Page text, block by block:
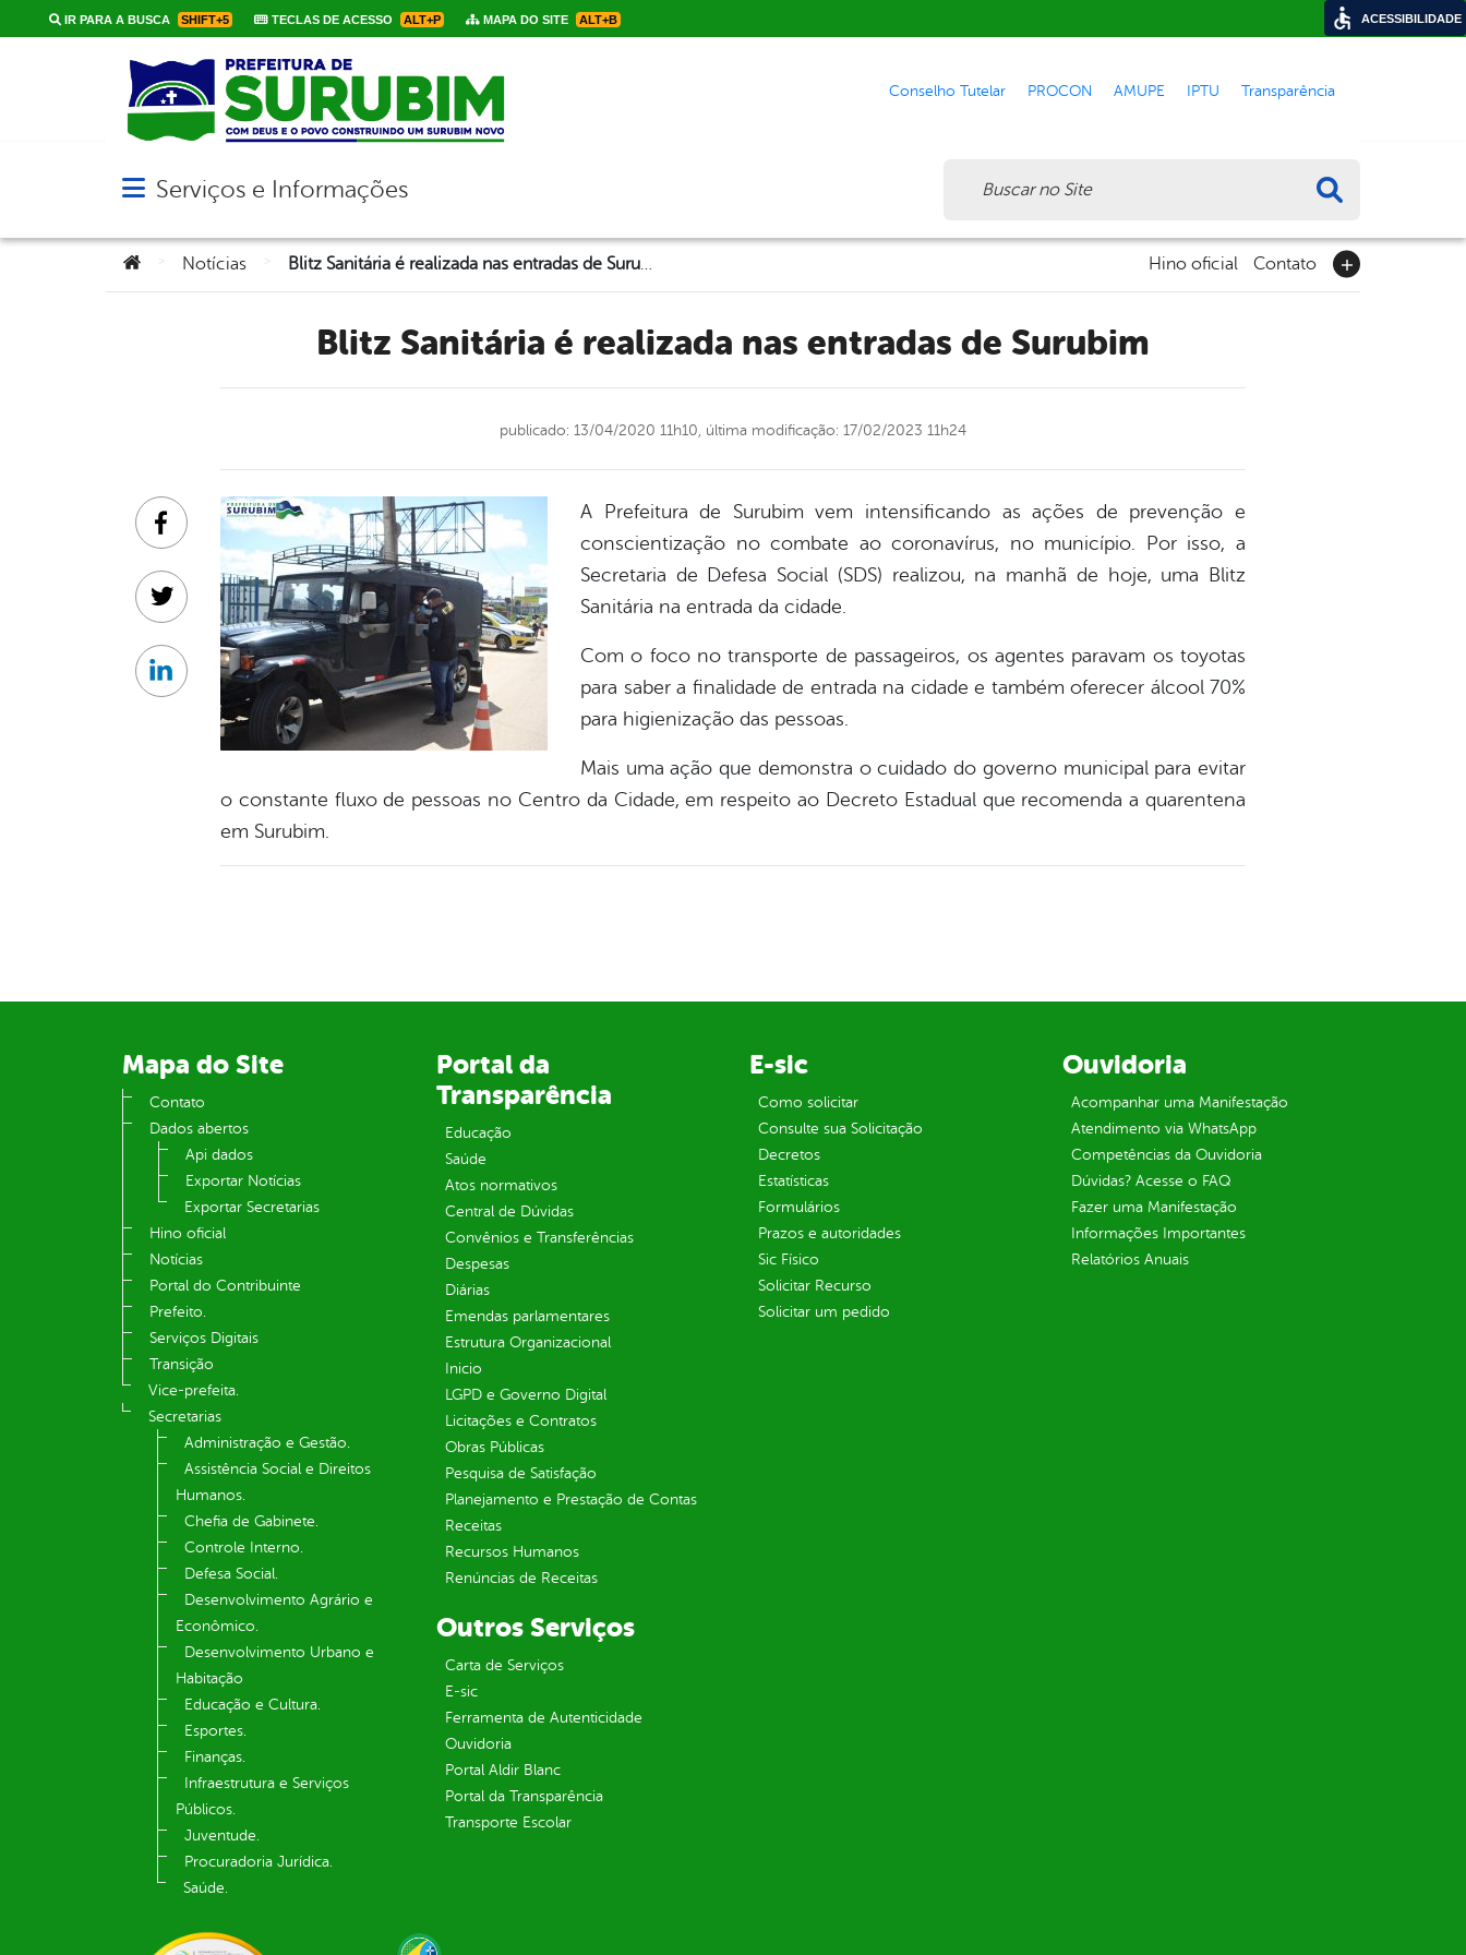
IR PARA A BUSCA SHIFT+5 TECLAS DE ACESSO ALT+P MAPA DO SITE ALT+B
Conselho Tutelar PROCON AMUPE IPTU Transparência
Abrir menu principal de navegação
Serviços e Informações
Você está aqui:
Notícias Blitz Sanitária é realizada nas entradas de Surubim Hino oficial Contato
Blitz Sanitária é realizada nas entradas de Surubim
publicado: 13/04/2020 11h10, última modificação: 17/02/2023 11h24
A Prefeitura de Surubim vem intensificando as ações de prevenção e
conscientização no combate ao coronavírus, no município. Por isso, a
Secretaria de Defesa Social (SDS) realizou, na manhã de hoje, uma Blitz
Sanitária na entrada da cidade.
Com o foco no transporte de passageiros, os agentes paravam os toyotas
para saber a finalidade de entrada na cidade e também oferecer álcool 70%
para higienização das pessoas.
Mais uma ação que demonstra o cuidado do governo municipal para evitar
o constante fluxo de pessoas no Centro da Cidade, em respeito ao Decreto Estadual que recomenda a quarentena
em Surubim.
Facebook
Twitter
Linkedin
Mapa do Site
Contato
Dados abertos
Api dados
Exportar Notícias
Exportar Secretarias
Hino oficial
Notícias
Portal do Contribuinte
Prefeito.
Serviços Digitais
Transição
Vice-prefeita.
Secretarias
Administração e Gestão.
Assistência Social e Direitos
Humanos.
Chefia de Gabinete.
Controle Interno.
Defesa Social.
Desenvolvimento Agrário e
Econômico.
Desenvolvimento Urbano e
Habitação
Educação e Cultura.
Esportes.
Finanças.
Infraestrutura e Serviços
Públicos.
Juventude.
Procuradoria Jurídica.
Saúde.
Portal da
Transparência
Educação
Saúde
Atos normativos
Central de Dúvidas
Convênios e Transferências
Despesas
Diárias
Emendas parlamentares
Estrutura Organizacional
Inicio
LGPD e Governo Digital
Licitações e Contratos
Obras Públicas
Pesquisa de Satisfação
Planejamento e Prestação de Contas
Receitas
Recursos Humanos
Renúncias de Receitas
E-sic
Como solicitar
Consulte sua Solicitação
Decretos
Estatísticas
Formulários
Prazos e autoridades
Sic Físico
Solicitar Recurso
Solicitar um pedido
Ouvidoria
Acompanhar uma Manifestação
Atendimento via WhatsApp
Competências da Ouvidoria
Dúvidas? Acesse o FAQ
Fazer uma Manifestação
Informações Importantes
Relatórios Anuais
Outros Serviços
Carta de Serviços
E-sic
Ferramenta de Autenticidade
Ouvidoria
Portal Aldir Blanc
Portal da Transparência
Transporte Escolar
ACESSIBILIDADE